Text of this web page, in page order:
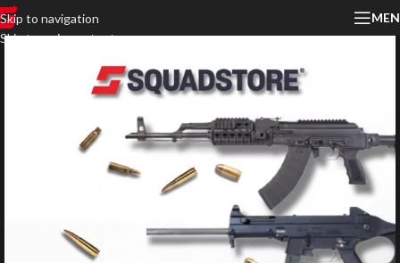
Skip to navigation
Skip to main content